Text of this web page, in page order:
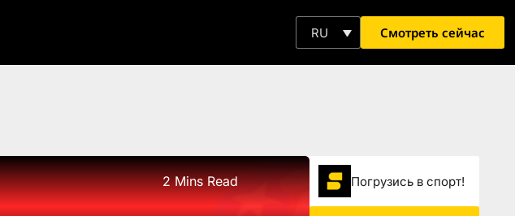
RU Смотреть сейчас
2 Mins Read Погрузиcь в спорт!